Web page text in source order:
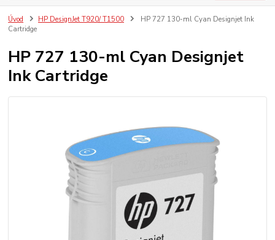
Úvod HP DesignJet T920/ T1500
HP 727 130-ml Cyan Designjet Ink
Cartridge
HP 727 130-ml Cyan Designjet
Ink Cartridge